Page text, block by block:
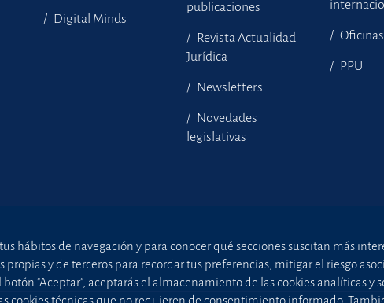
Digital Minds
publicaciones
Revista Actualidad
Jurídica
Newsletters
Novedades
legislativas
Oficinas
PPU
hábitos de navegación y para conocer qué secciones suscitan más
y de terceros para recordar tus preferencias, mitigar el riesgo
"Aceptar", aceptarás el almacenamiento de las cookies analíticas y
cookies técnicas que no requieren de consentimiento informado.